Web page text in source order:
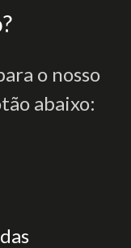
o nosso
abaixo: